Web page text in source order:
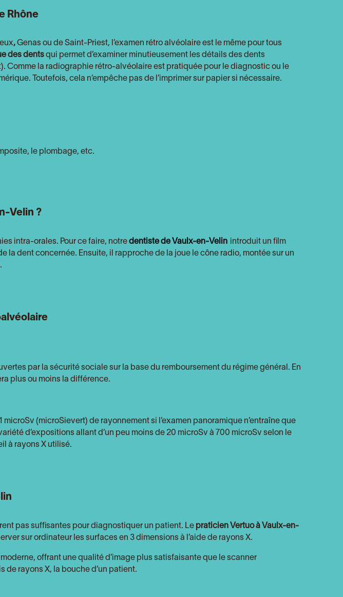
Rhône
, Genas ou de Saint-Priest, l’examen rétro alvéolaire est le même pour tous
des dents qui permet d’examiner minutieusement les détails des dents
Comme la radiographie rétro-alvéolaire est pratiquée pour le diagnostic ou le
Toutefois, cela n’empêche pas de l’imprimer sur papier si nécessaire.
le plombage, etc.
Velin ?
intra-orales. Pour ce faire, notre dentiste de Vaulx-en-Velin introduit un film
la dent concernée. Ensuite, il rapproche de la joue le cône radio, montée sur un
par la sécurité sociale sur la base du remboursement du régime général. En
plus ou moins la différence.
(microSievert) de rayonnement si l’examen panoramique n’entraîne que
d’expositions allant d’un peu moins de 20 microSv à 700 microSv selon le
à rayons X utilisé.
pas suffisantes pour diagnostiquer un patient. Le praticien Vertuo à Vaulx-en-
sur ordinateur les surfaces en 3 dimensions à l’aide de rayons X.
offrant une qualité d’image plus satisfaisante que le scanner
de rayons X, la bouche d’un patient.